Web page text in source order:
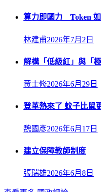
算力即國力 Token
林建甫2026年7月2日
解構「低級紅」與「
黃士修2026年6月29日
登革熱來了 蚊子比鼠
魏國彥2026年6月17日
建立保障教師制度
張瑞雄2026年6月8日